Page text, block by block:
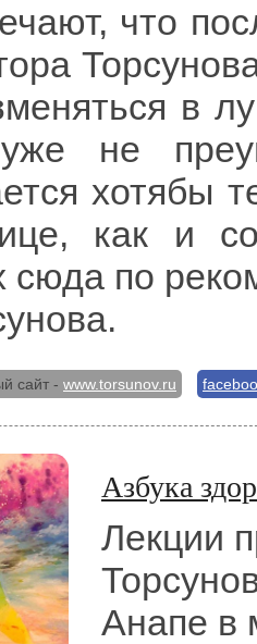
что
в
не
хотябы
как и
сюда по
сайт - www.torsunov.ru
Азбука
Лекции
Анапе в